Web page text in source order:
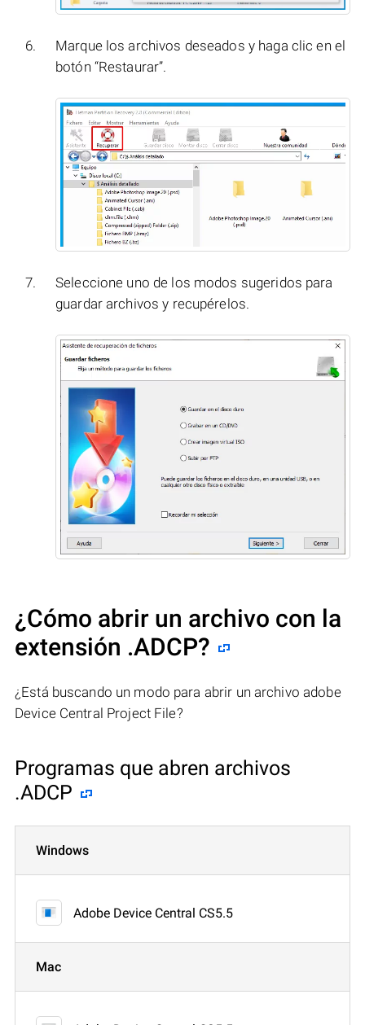
Marque los archivos deseados y haga clic en el
botón “Restaurar”.
Seleccione uno de los modos sugeridos para
guardar archivos y recupérelos.
¿Cómo abrir un archivo con la
extensión .ADCP?
¿Está buscando un modo para abrir un archivo adobe
Device Central Project File?
Programas que abren archivos
.ADCP
Windows
Adobe Device Central CS5.5
Mac